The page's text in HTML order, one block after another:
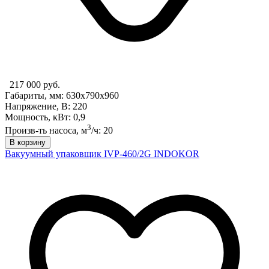
217 000 руб.
Габариты, мм: 630x790x960
Напряжение, В: 220
Мощность, кВт: 0,9
Произв-ть насоса, м3/ч: 20
В корзину
Вакуумный упаковщик IVP-460/2G INDOKOR